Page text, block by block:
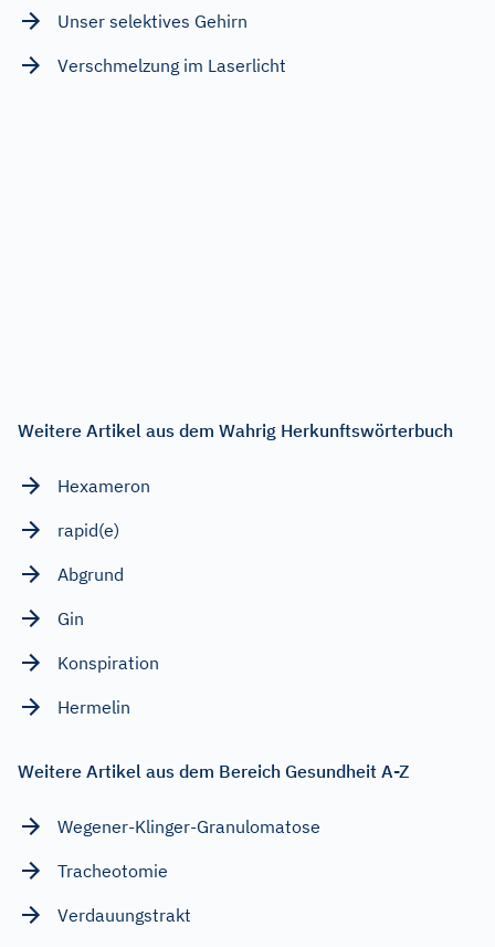
Unser selektives Gehirn
Verschmelzung im Laserlicht
Weitere Artikel aus dem Wahrig Herkunftswörterbuch
Hexameron
rapid(e)
Abgrund
Gin
Konspiration
Hermelin
Weitere Artikel aus dem Bereich Gesundheit A-Z
Wegener-Klinger-Granulomatose
Tracheotomie
Verdauungstrakt